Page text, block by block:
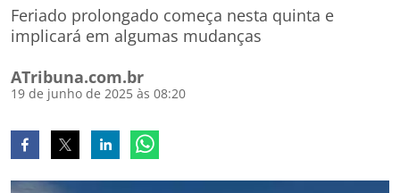
Feriado prolongado começa nesta quinta e
implicará em algumas mudanças
ATribuna.com.br
19 de junho de 2025 às 08:20